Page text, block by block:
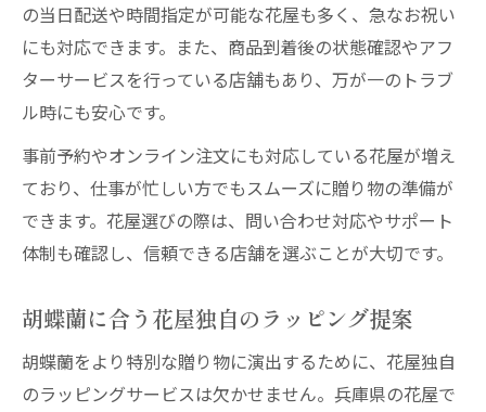
の当日配送や時間指定が可能な花屋も多く、急なお祝い
にも対応できます。また、商品到着後の状態確認やアフ
ターサービスを行っている店舗もあり、万が一のトラブ
ル時にも安心です。
事前予約やオンライン注文にも対応している花屋が増え
ており、仕事が忙しい方でもスムーズに贈り物の準備が
できます。花屋選びの際は、問い合わせ対応やサポート
体制も確認し、信頼できる店舗を選ぶことが大切です。
胡蝶蘭に合う花屋独自のラッピング提案
胡蝶蘭をより特別な贈り物に演出するために、花屋独自
のラッピングサービスは欠かせません。兵庫県の花屋で